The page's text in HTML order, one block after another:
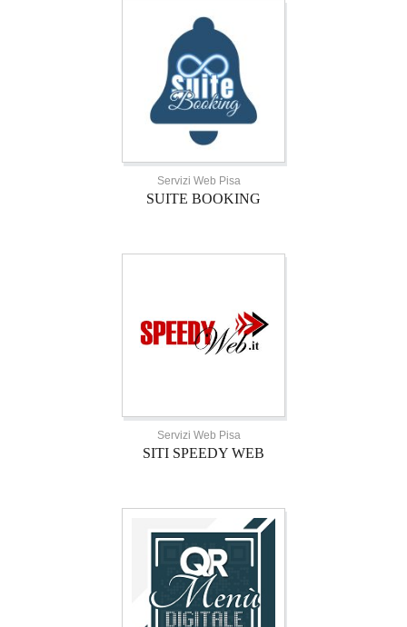
Servizi Web Pisa
SUITE BOOKING
Servizi Web Pisa
SITI SPEEDY WEB